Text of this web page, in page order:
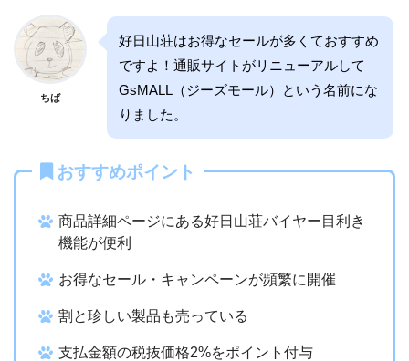
ちば
好日山荘はお得なセールが多くておすすめ
ですよ！通販サイトがリニューアルして
GsMALL（ジーズモール）という名前にな
りました。
おすすめポイント
商品詳細ページにある好日山荘バイヤー目利き
機能が便利
お得なセール・キャンペーンが頻繁に開催
割と珍しい製品も売っている
支払金額の税抜価格2%をポイント付与